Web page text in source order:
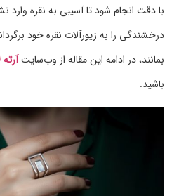
با دقت انجام شود تا آسیبی به نقره وارد
درخشندگی را به زیورآلات نقره خود
بمانند، در ادامه این مقاله از وب‌سایت
باشید.